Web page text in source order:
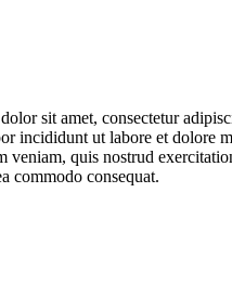
sit amet, consectetur
incididunt ut labore et dolore
veniam, quis nostrud
commodo consequat.